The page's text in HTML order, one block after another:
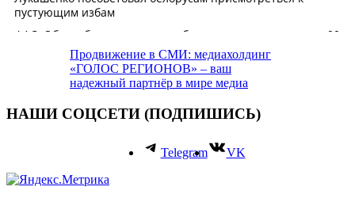
Продвижение в СМИ: медиахолдинг
«ГОЛОС РЕГИОНОВ» – ваш
надежный партнёр в мире медиа
НАШИ СОЦСЕТИ (ПОДПИШИСЬ)
Telegram VK